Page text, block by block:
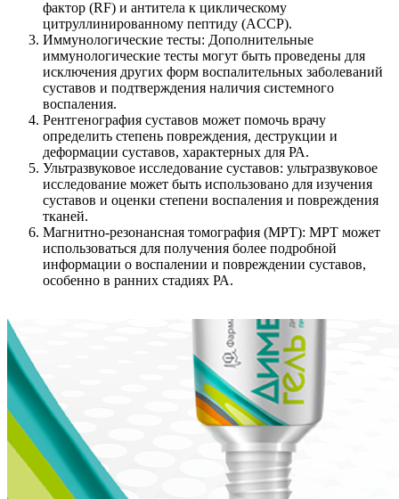
фактор (RF) и антитела к циклическому
цитруллинированному пептиду (ACCP).
Иммунологические тесты: Дополнительные
иммунологические тесты могут быть проведены для
исключения других форм воспалительных заболеваний
суставов и подтверждения наличия системного
воспаления.
Рентгенография суставов может помочь врачу
определить степень повреждения, деструкции и
деформации суставов, характерных для РА.
Ультразвуковое исследование суставов: ультразвуковое
исследование может быть использовано для изучения
суставов и оценки степени воспаления и повреждения
тканей.
Магнитно-резонансная томография (МРТ): МРТ может
использоваться для получения более подробной
информации о воспалении и повреждении суставов,
особенно в ранних стадиях РА.